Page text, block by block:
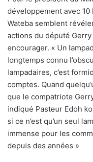
développement avec
Wateba semblent
actions du député
encourager. « Un
longtemps connu
lampadaires, c’est
comptes. Quand
que le compatriote
indiqué Pasteur Edoh
si ce n’est qu’un seul
immense pour les
depuis des années »